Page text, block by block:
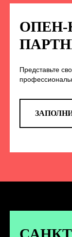
ОПЕН-
Представьте
НА НАС В
TELEGRAM
анонс новых
новости